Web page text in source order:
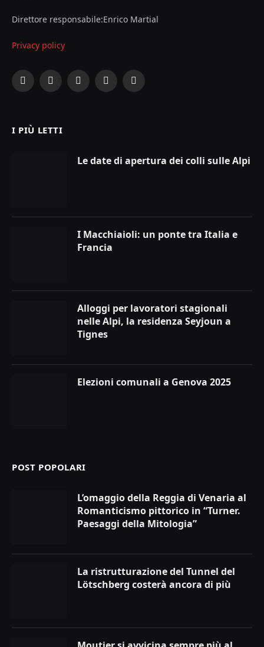
Direttore responsabile:Enrico Martial
Privacy policy
Facebook
X
InstagramYouTubeLinkedIn
I PIÙ LETTI
Le date di apertura dei colli sulle Alpi
I Macchiaioli: un ponte tra Italia e
Francia
Alloggi per lavoratori stagionali
nelle Alpi, la residenza Seyjoun a
Tignes
Elezioni comunali a Genova 2025
POST POPOLARI
L’omaggio della Reggia di Venaria al
Romanticismo pittorico in “Turner.
Paesaggi della Mitologia”
La ristrutturazione del Tunnel del
Lötschberg costerà ancora di più